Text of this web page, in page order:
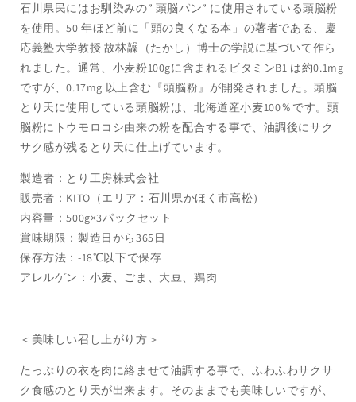
石川県民にはお馴染みの” 頭脳パン” に使用されている頭脳粉
を使用。50 年ほど前に「頭の良くなる本」の著者である、慶
応義塾大学教授 故林髞（たかし）博士の学説に基づいて作ら
れました。通常、小麦粉100gに含まれるビタミンB1 は約0.1mg
ですが、0.17mg 以上含む『頭脳粉』が開発されました。頭脳
とり天に使用している頭脳粉は、北海道産小麦100％です。頭
脳粉にトウモロコシ由来の粉を配合する事で、油調後にサク
サク感が残るとり天に仕上げています。
製造者：とり工房株式会社
販売者：KITO（エリア：石川県かほく市高松）
内容量：500g×3パックセット
賞味期限：製造日から365日
保存方法：-18℃以下で保存
アレルゲン：小麦、ごま、大豆、鶏肉
＜美味しい召し上がり方＞
たっぷりの衣を肉に絡ませて油調する事で、ふわふわサクサ
ク食感のとり天が出来ます。そのままでも美味しいですが、